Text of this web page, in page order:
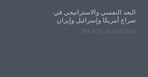
البعد النفسي والاستراتيجي في
صراع أمريكا وإسرائيل وإيران
4/15/2026 4:32:56 PM